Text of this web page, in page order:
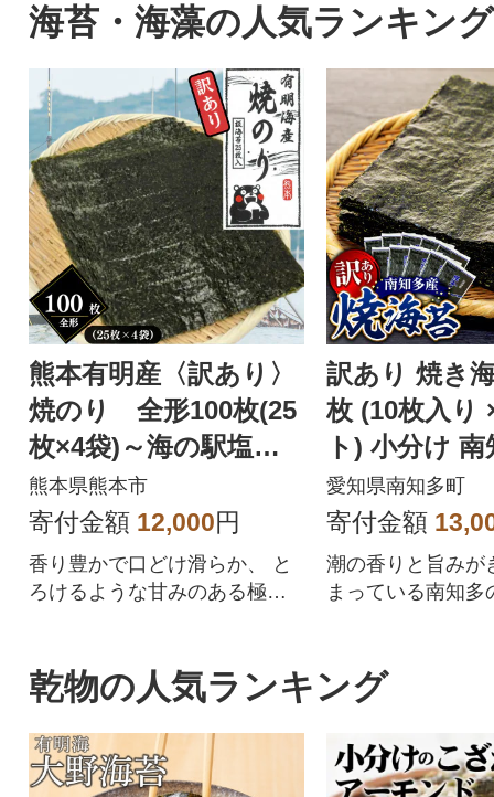
海苔・海藻の人気ランキング
熊本有明産〈訳あり〉
焼のり 全形100枚(25
枚×4袋)～海の駅塩屋
～
熊本県熊本市
寄付金額 12,000円
香り豊かで口どけ滑らか、 と
ろけるような甘みのある極上
訳あり 焼き
枚 (10枚入り
ト) 小分け
愛知県南知多町
寄付金額
潮の香りと旨みが
まっている南知多
乾物の人気ランキング